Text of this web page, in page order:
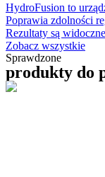
HydroFusion to
Poprawia zdolności
Rezultaty są
Zobacz wszystkie
Sprawdzone
produkty do